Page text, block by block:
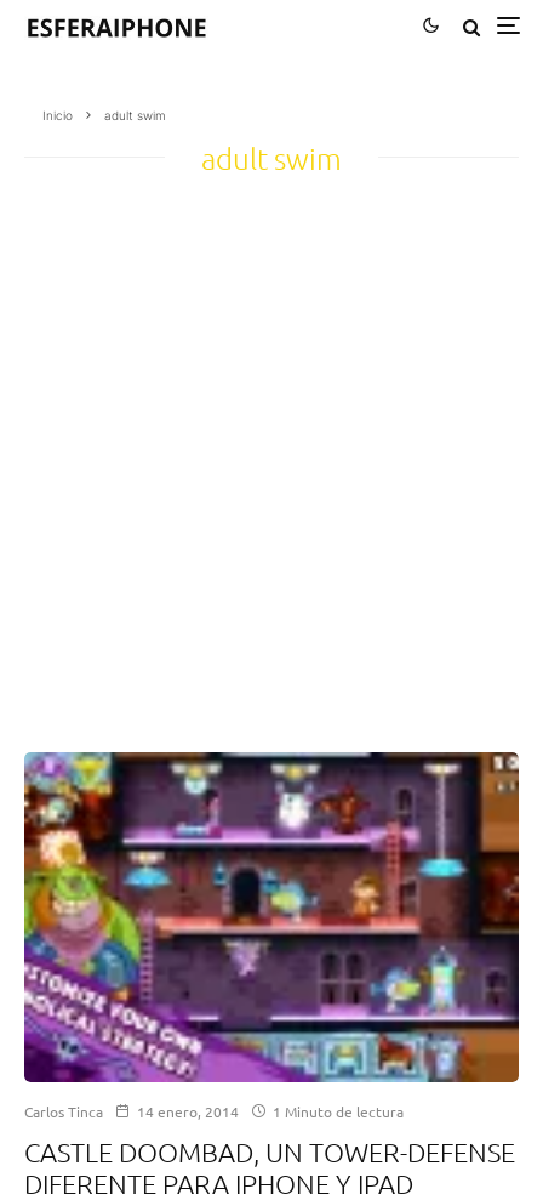
Inicio adult swim
adult swim
Carlos Tinca 14 enero, 2014 1 Minuto de lectura
CASTLE DOOMBAD, UN TOWER-DEFENSE
DIFERENTE PARA IPHONE Y IPAD